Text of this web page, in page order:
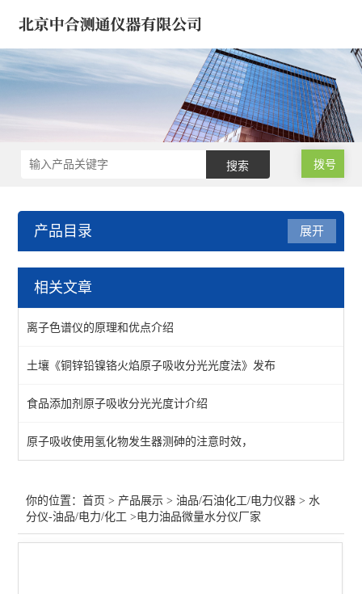
拨号
产品目录
油品/石油化工/电力仪器
石油化工气相色谱仪
展开
相关文章
离子色谱仪的原理和优点介绍
土壤《铜锌铅镍铬火焰原子吸收分光光度法》发布
食品添加剂原子吸收分光光度计介绍
原子吸收使用氢化物发生器测砷的注意时效，
你的位置：首页 > 产品展示 >油品/石油化工/电力仪器 >水
分仪-油品/电力/化工 >电力油品微量水分仪厂家